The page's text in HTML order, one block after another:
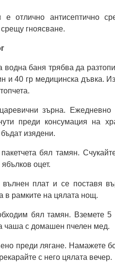
отлично антисептично
гноясване.
баня трябва да
и 40 гр медицинска дъвка.
зърна.
преди консумация на
изядени.
бял тамян.
оцет.
плат и се поставя
в рамките на цялата нощ.
бял тамян. Вземете 5
чаша с домашен пчелен мед.
преди лягане. Намажете
с него цялата вечер.